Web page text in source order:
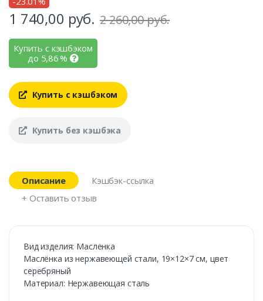
1 740,00 руб. 2 260,00 руб.
Купить с кэшбэком
до 5,86%
Купить с кэшбэком
Купить без кэшбэка
Описание
Кэшбэк-ссылка
+ Оставить отзыв
Вид изделия: Масленка
Маслёнка из нержавеющей стали, 19×12×7 см, цвет
серебряный
Материал: Нержавеющая сталь